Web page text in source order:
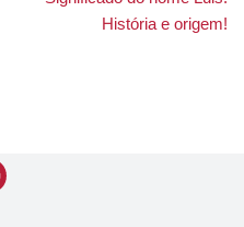
História e origem!